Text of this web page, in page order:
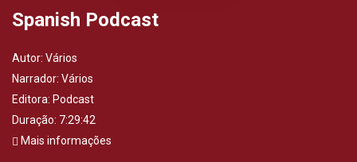
Spanish Podcast
Autor: Vários
Narrador: Vários
Editora: Podcast
Duração: 7:29:42
Mais informações